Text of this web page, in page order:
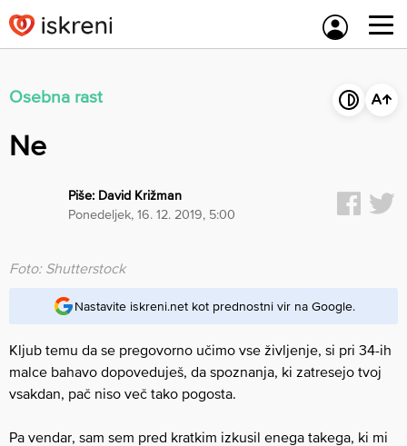
to
content
Osebna rast
Ne
Piše: David Križman
ponedeljek, 16. 12. 2019, 5:00
Foto: Shutterstock
Nastavite iskreni.net kot prednostni vir na Google.
Kljub temu da se pregovorno učimo vse življenje, si pri 34-ih
malce bahavo dopoveduješ, da spoznanja, ki zatresejo tvoj
vsakdan, pač niso več tako pogosta.
Pa vendar, sam sem pred kratkim izkusil enega takega, ki mi